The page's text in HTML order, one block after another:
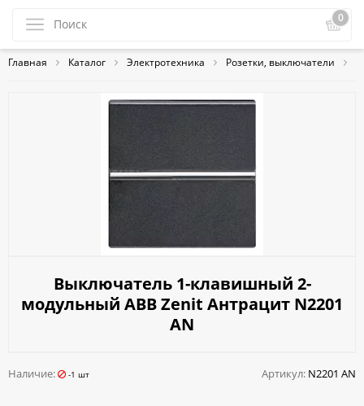
0
Главная Каталог Электротехника Розетки, выключатели
Выключатель 1-клавишный 2-
модульный ABB Zenit Антрацит N2201
AN
Наличие: -1 шт Артикул: N2201 AN